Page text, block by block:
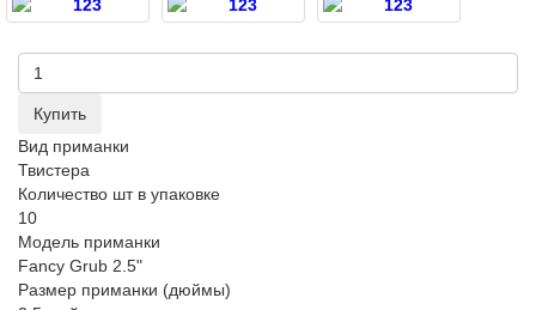
Купить
Вид приманки
Твистера
Количество шт в упаковке
10
Модель приманки
Fancy Grub 2.5ʺ
Размер приманки (дюймы)